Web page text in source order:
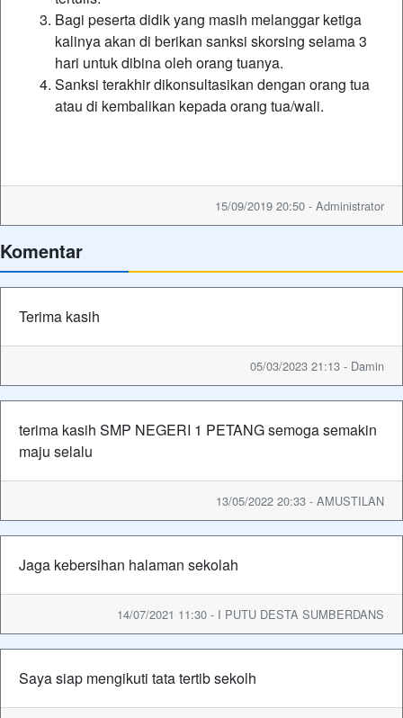
Bagi peserta didik yang masih melanggar ketiga
kalinya akan di berikan sanksi skorsing selama 3
hari untuk dibina oleh orang tuanya.
Sanksi terakhir dikonsultasikan dengan orang tua
atau di kembalikan kepada orang tua/wali.
15/09/2019 20:50 - Administrator
Komentar
Terima kasih
05/03/2023 21:13 - Damin
terima kasih SMP NEGERI 1 PETANG semoga semakin
maju selalu
13/05/2022 20:33 - AMUSTILAN
Jaga kebersihan halaman sekolah
14/07/2021 11:30 - I PUTU DESTA SUMBERDANS
Saya siap mengikuti tata tertib sekolh